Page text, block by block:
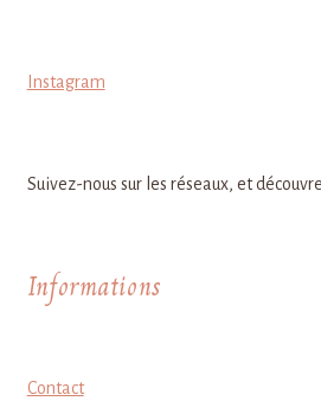
Instagram
Suivez-nous sur les réseaux, et
Informations
Contact